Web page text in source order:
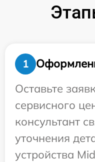
1
Оставьте
сервисного
консультант
уточнения
устройства